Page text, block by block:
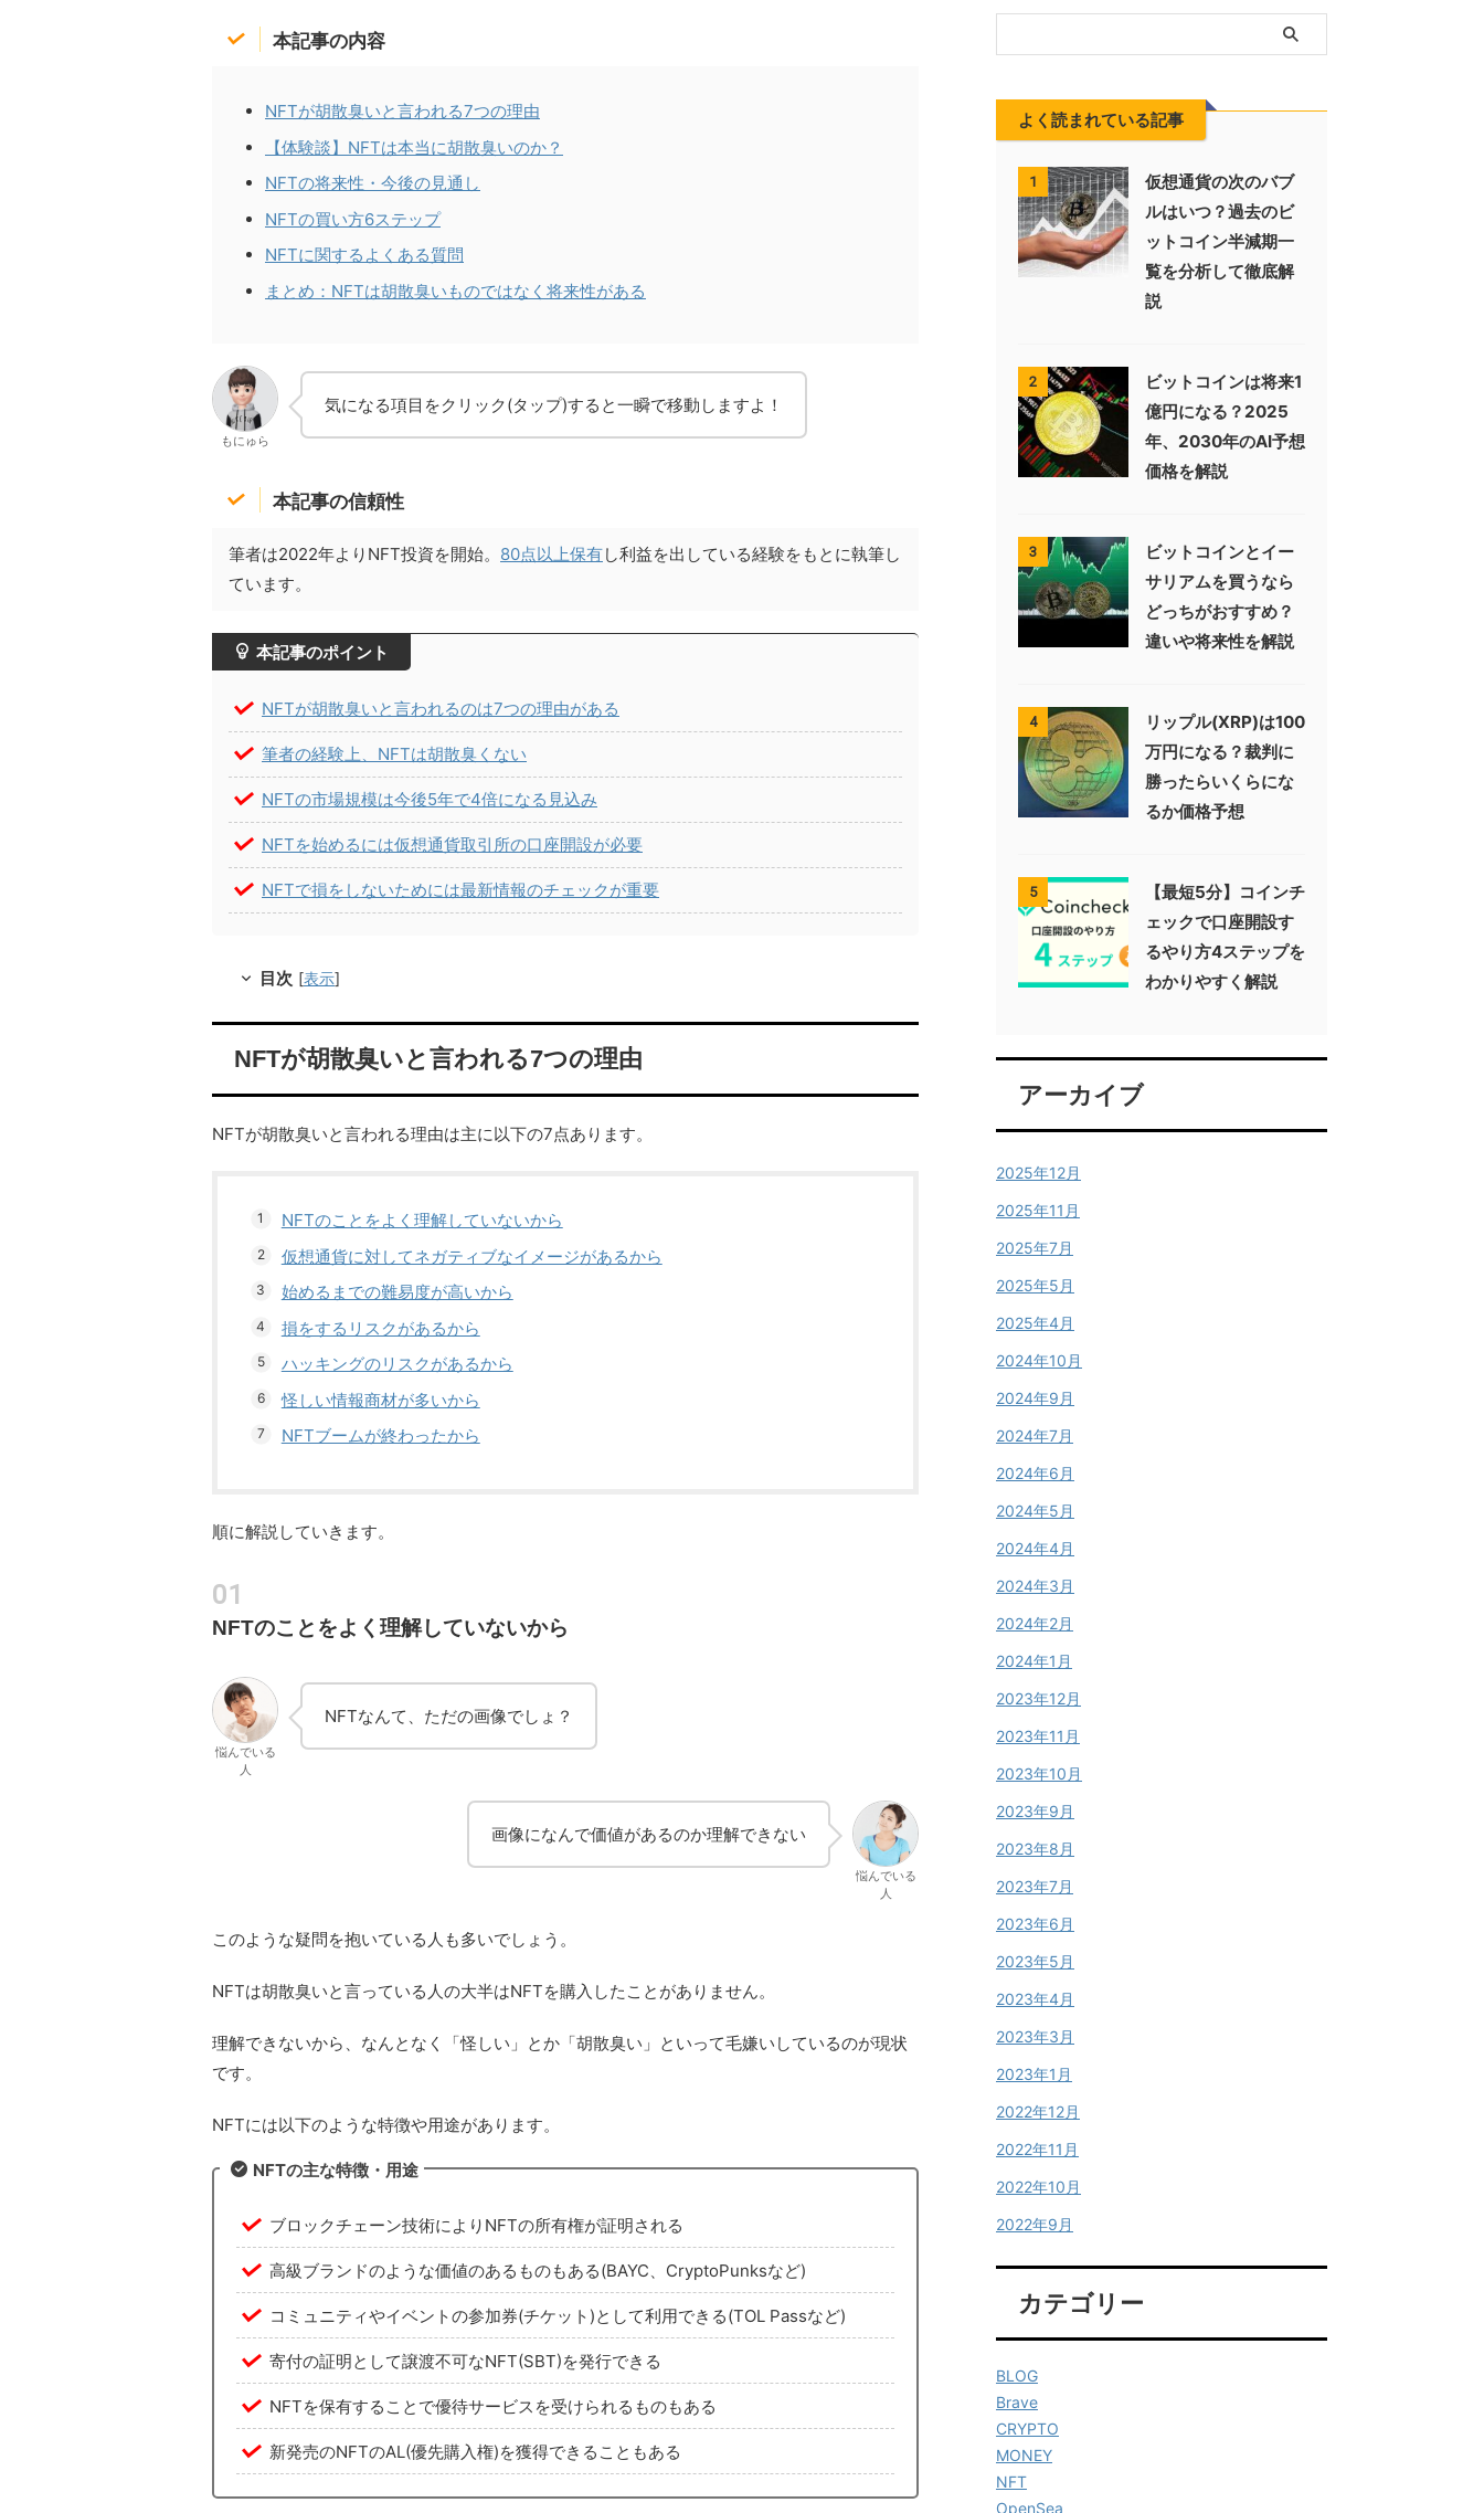
本記事の内容
NFTが胡散臭いと言われる7つの理由
【体験談】NFTは本当に胡散臭いのか？
NFTの将来性・今後の見通し
NFTの買い方6ステップ
NFTに関するよくある質問
まとめ：NFTは胡散臭いものではなく将来性がある
もにゅら
気になる項目をクリック(タップ)すると一瞬で移動しますよ！
本記事の信頼性
筆者は2022年よりNFT投資を開始。 80点以上保有し利益を出している経験をもとに執筆し
ています。
本記事のポイント
NFTが胡散臭いと言われるのは7つの理由がある
筆者の経験上、NFTは胡散臭くない
NFTの市場規模は今後5年で4倍になる見込み
NFTを始めるには仮想通貨取引所の口座開設が必要
NFTで損をしないためには最新情報のチェックが重要
目次 [表示]
NFTが胡散臭いと言われる7つの理由
NFTが胡散臭いと言われる理由は主に以下の7点あります。
NFTのことをよく理解していないから
仮想通貨に対してネガティブなイメージがあるから
始めるまでの難易度が高いから
損をするリスクがあるから
ハッキングのリスクがあるから
怪しい情報商材が多いから
NFTブームが終わったから
順に解説していきます。
NFTのことをよく理解していないから
悩んでいる
人
NFTなんて、ただの画像でしょ？
画像になんで価値があるのか理解できない
悩んでいる
人
このような疑問を抱いている人も多いでしょう。
NFTは胡散臭いと言っている人の大半はNFTを購入したことがありません。
理解できないから、なんとなく「怪しい」とか「胡散臭い」といって毛嫌いしているのが現状
です。
NFTには以下のような特徴や用途があります。
NFTの主な特徴・用途
ブロックチェーン技術によりNFTの所有権が証明される
高級ブランドのような価値のあるものもある(BAYC、CryptoPunksなど)
コミュニティやイベントの参加券(チケット)として利用できる(TOL Passなど)
寄付の証明として譲渡不可なNFT(SBT)を発行できる
NFTを保有することで優待サービスを受けられるものもある
新発売のNFTのAL(優先購入権)を獲得できることもある
よく読まれている記事
1
仮想通貨の次のバブ
ルはいつ？過去のビ
ットコイン半減期一
覧を分析して徹底解
説
2
ビットコインは将来1
億円になる？2025
年、2030年のAI予想
価格を解説
3
ビットコインとイー
サリアムを買うなら
どっちがおすすめ？
違いや将来性を解説
4
リップル(XRP)は100
万円になる？裁判に
勝ったらいくらにな
るか価格予想
5
【最短5分】コインチ
ェックで口座開設す
るやり方4ステップを
わかりやすく解説
アーカイブ
2025年12月
2025年11月
2025年7月
2025年5月
2025年4月
2024年10月
2024年9月
2024年7月
2024年6月
2024年5月
2024年4月
2024年3月
2024年2月
2024年1月
2023年12月
2023年11月
2023年10月
2023年9月
2023年8月
2023年7月
2023年6月
2023年5月
2023年4月
2023年3月
2023年1月
2022年12月
2022年11月
2022年10月
2022年9月
カテゴリー
BLOG
Brave
CRYPTO
MONEY
NFT
OpenSea